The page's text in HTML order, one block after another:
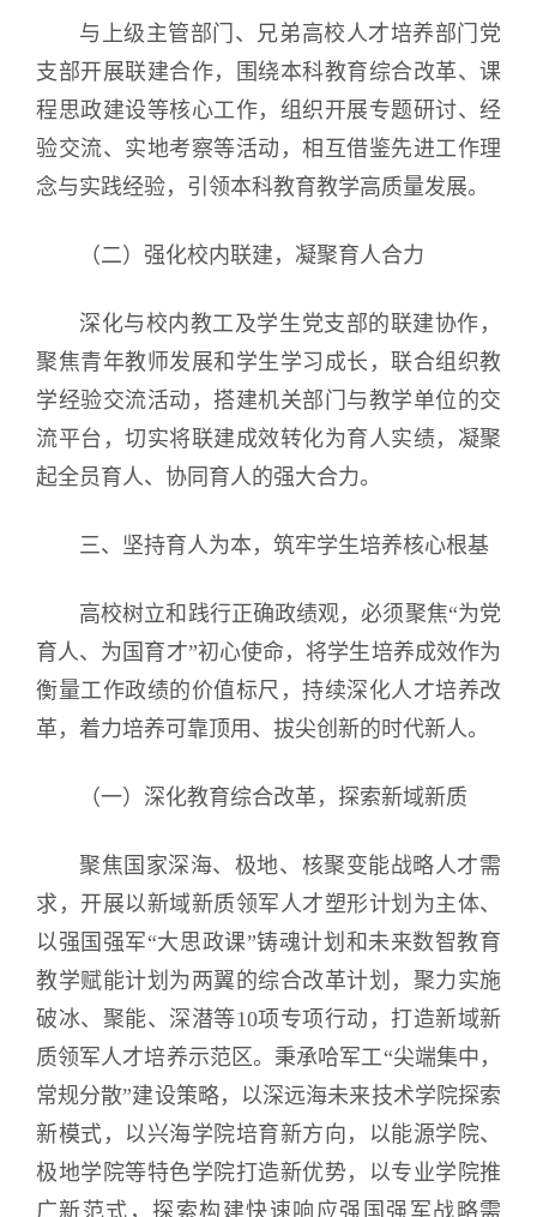
与上级主管部门、兄弟高校人才培养部门党
支部开展联建合作，围绕本科教育综合改革、课
程思政建设等核心工作，组织开展专题研讨、经
验交流、实地考察等活动，相互借鉴先进工作理
念与实践经验，引领本科教育教学高质量发展。
（二）强化校内联建，凝聚育人合力
深化与校内教工及学生党支部的联建协作，
聚焦青年教师发展和学生学习成长，联合组织教
学经验交流活动，搭建机关部门与教学单位的交
流平台，切实将联建成效转化为育人实绩，凝聚
起全员育人、协同育人的强大合力。
三、坚持育人为本，筑牢学生培养核心根基
高校树立和践行正确政绩观，必须聚焦“为党
育人、为国育才”初心使命，将学生培养成效作为
衡量工作政绩的价值标尺，持续深化人才培养改
革，着力培养可靠顶用、拔尖创新的时代新人。
（一）深化教育综合改革，探索新域新质
聚焦国家深海、极地、核聚变能战略人才需
求，开展以新域新质领军人才塑形计划为主体、
以强国强军“大思政课”铸魂计划和未来数智教育
教学赋能计划为两翼的综合改革计划，聚力实施
破冰、聚能、深潜等10项专项行动，打造新域新
质领军人才培养示范区。秉承哈军工“尖端集中，
常规分散”建设策略，以深远海未来技术学院探索
新模式，以兴海学院培育新方向，以能源学院、
极地学院等特色学院打造新优势，以专业学院推
广新范式，探索构建快速响应强国强军战略需